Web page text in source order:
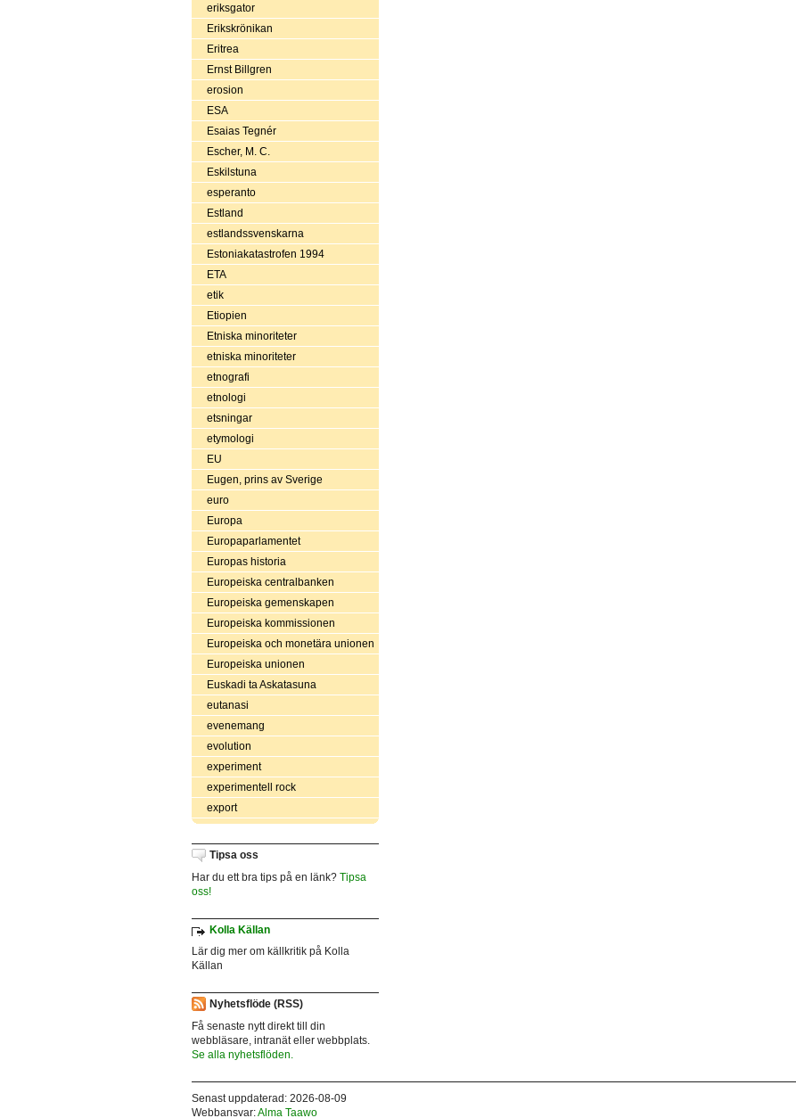
eriksgator
Erikskrönikan
Eritrea
Ernst Billgren
erosion
ESA
Esaias Tegnér
Escher, M. C.
Eskilstuna
esperanto
Estland
estlandssvenskarna
Estoniakatastrofen 1994
ETA
etik
Etiopien
Etniska minoriteter
etniska minoriteter
etnografi
etnologi
etsningar
etymologi
EU
Eugen, prins av Sverige
euro
Europa
Europaparlamentet
Europas historia
Europeiska centralbanken
Europeiska gemenskapen
Europeiska kommissionen
Europeiska och monetära unionen
Europeiska unionen
Euskadi ta Askatasuna
eutanasi
evenemang
evolution
experiment
experimentell rock
export
Tipsa oss
Har du ett bra tips på en länk? Tipsa
oss!
Kolla Källan
Lär dig mer om källkritik på Kolla
Källan
Nyhetsflöde (RSS)
Få senaste nytt direkt till din
webbläsare, intranät eller webbplats.
Se alla nyhetsflöden.
Senast uppdaterad: 2026-08-09
Webbansvar:Alma Taawo